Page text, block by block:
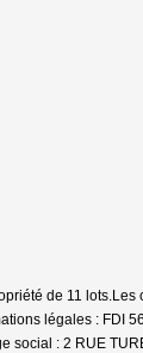
de 11 lots.Les
légales : FDI
social : 2 RUE